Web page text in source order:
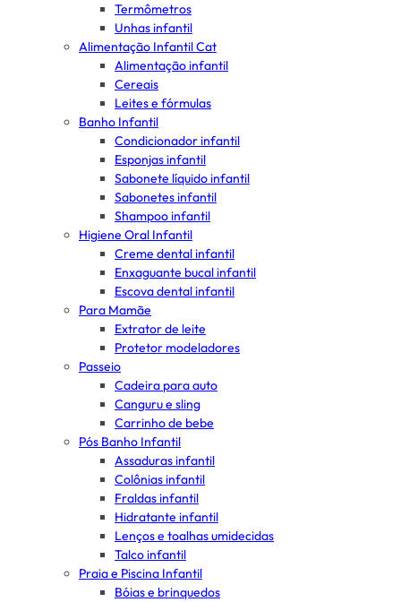
Termômetros
Unhas infantil
Alimentação Infantil Cat
Alimentação infantil
Cereais
Leites e fórmulas
Banho Infantil
Condicionador infantil
Esponjas infantil
Sabonete líquido infantil
Sabonetes infantil
Shampoo infantil
Higiene Oral Infantil
Creme dental infantil
Enxaguante bucal infantil
Escova dental infantil
Para Mamãe
Extrator de leite
Protetor modeladores
Passeio
Cadeira para auto
Canguru e sling
Carrinho de bebe
Pós Banho Infantil
Assaduras infantil
Colônias infantil
Fraldas infantil
Hidratante infantil
Lenços e toalhas umidecidas
Talco infantil
Praia e Piscina Infantil
Bóias e brinquedos